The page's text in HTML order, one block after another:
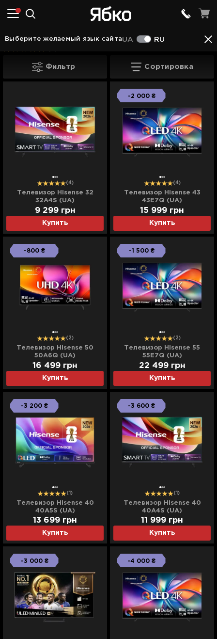
Выберите желаемый язык сайтаUA RU
Телевизоры Телевизоры Hisense
Телевизоры Hisense
Фильтр Сортировка
(4)
Телевизор Hisense 32
32A4S (UA)
Купить
9 299 грн
-2 000 ₴
(4)
Телевизор Hisense 43
43E7Q (UA)
Купить
15 999 грн
-800 ₴
(2)
Телевизор Hisense 50
50A6Q (UA)
Купить
16 499 грн
-1 500 ₴
(2)
Телевизор Hisense 55
55E7Q (UA)
Купить
22 499 грн
-3 200 ₴
(1)
Телевизор Hisense 40
40A5S (UA)
Купить
13 699 грн
-3 600 ₴
(1)
Телевизор Hisense 40
40A4S (UA)
Купить
11 999 грн
-3 000 ₴ -4 000 ₴